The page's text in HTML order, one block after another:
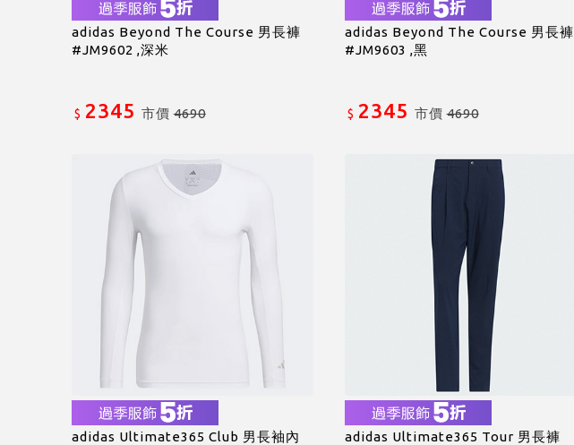
adidas Beyond The Course 男長褲
#JM9602 ,深米
$ 2345 市價4690
adidas Beyond The Course 男長褲
#JM9603 ,黑
$ 2345 市價4690
adidas Ultimate365 Club 男長袖內
adidas Ultimate365 Tour 男長褲